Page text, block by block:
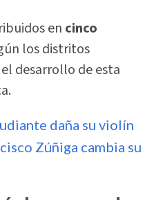
en cinco
los distritos
desarrollo de esta
daña su violín
Zúñiga cambia su